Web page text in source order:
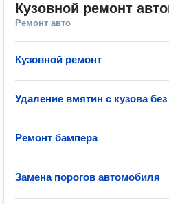
Кузовной ремонт
Ремонт авто
Кузовной ремонт
Удаление вмятин с кузова
Ремонт бампера
Замена порогов автомобиля